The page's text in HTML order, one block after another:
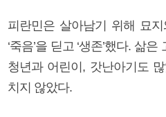
피란민은 살아남기 위해 묘
‘죽음’을 딛고 ‘생존’했다. 삶
청년과 어린이, 갓난아기도
치지 않았다.